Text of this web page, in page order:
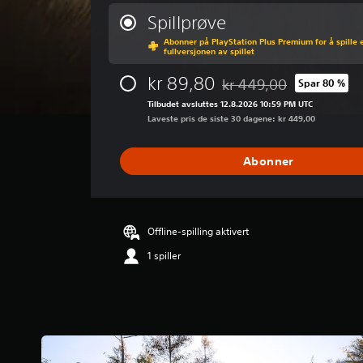
n
n
s
n
l
i
v
r
e
3
.
Spillprøve
Abonner på PlayStation Plus Premium for å spille
fullversjonen av spillet
kr 89,80 Nedsatt fra opprinnelig
kr 449,00 Spar 80 %
Tilbudet avsluttes 12.8.2026 10:59 PM UTC
Laveste pris de siste 30 dagene: kr 449,00
Abonner
Offline-spilling aktivert
1 spiller